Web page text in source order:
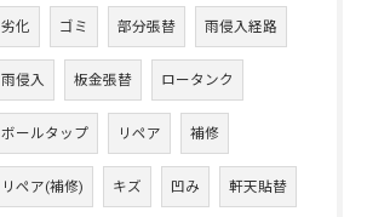
劣化 ゴミ 部分張替 雨侵入経路
雨侵入 板金張替 ロータンク
ボールタップ リペア 補修
リペア(補修) キズ 凹み 軒天貼替